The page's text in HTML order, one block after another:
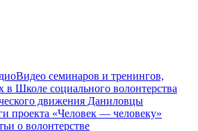
Видео семинаров и тренингов,
Школе социального волонтерства
движения Даниловцы
проекта «Человек — человеку»
о волонтерстве